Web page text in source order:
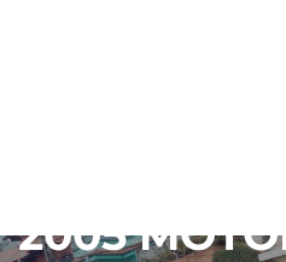
2005